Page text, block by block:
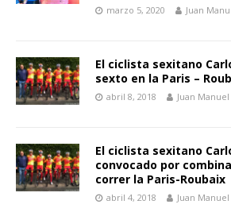
marzo 5, 2020 Juan
El ciclista sexitano
sexto en la Paris –
abril 8, 2018 Juan
El ciclista sexitano
convocado por
correr la Paris-Roubaix
abril 4, 2018 Juan